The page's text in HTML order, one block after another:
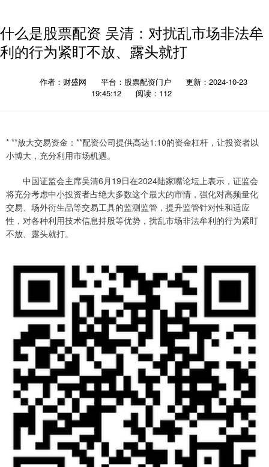
什么是股票配资 吴清：对扰乱市场非法牟
利的行为紧盯不放、露头就打
作者：财盛网 平台：股票配资门户
更新：2024-10-23
19:45:12
阅读：112
* **放大交易资金：**配资公司提供高达1:10的资金杠杆，让投资者以
小博大，充分利用市场机遇。
中国证监会主席吴清6月19日在2024陆家嘴论坛上表示，证监会
将充分考虑中小投资者占绝大多数这个最大的市情，强化对高频量化
交易、场外衍生品等交易工具的监测监管，提升监管针对性和适应
性，对各种利用技术信息持股等优势，扰乱市场非法牟利的行为紧盯
不放、露头就打。